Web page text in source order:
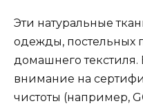
Эти натуральные
одежды, постельных
домашнего
внимание на
чистоты (например,